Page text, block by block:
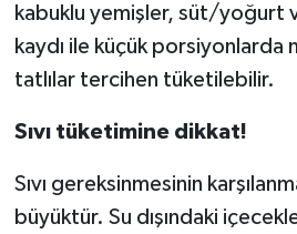
kabuklu yemişler, süt/yoğurt
kaydı ile küçük porsiyonlarda
tatlılar tercihen tüketilebilir.
Sıvı tüketimine dikkat!
Sıvı gereksinmesinin
büyüktür. Su dışındaki